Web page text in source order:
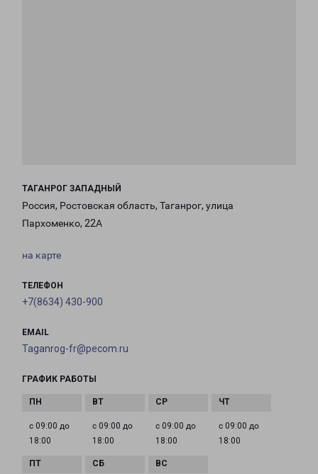
ТАГАНРОГ ЗАПАДНЫЙ
Россия, Ростовская область, Таганрог, улица
Пархоменко, 22А
на карте
ТЕЛЕФОН
+7(8634) 430-900
EMAIL
Taganrog-fr@pecom.ru
ГРАФИК РАБОТЫ
с 09:00 до
18:00
с 09:00 до
18:00
с 09:00 до
18:00
с 09:00 до
18:00